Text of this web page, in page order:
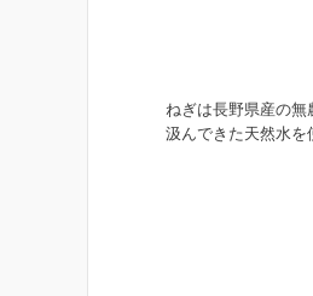
ねぎは長野県産の無
汲んできた天然水を